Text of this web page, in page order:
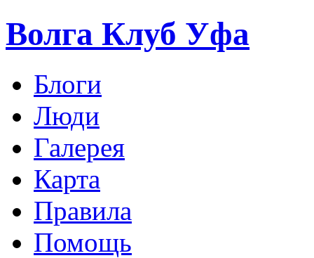
Волга Клуб Уфа
Блоги
Люди
Галерея
Карта
Правила
Помощь